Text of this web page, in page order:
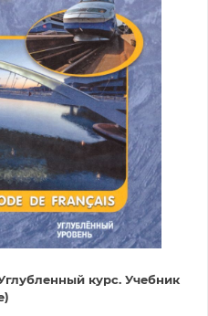
курс. Учебник